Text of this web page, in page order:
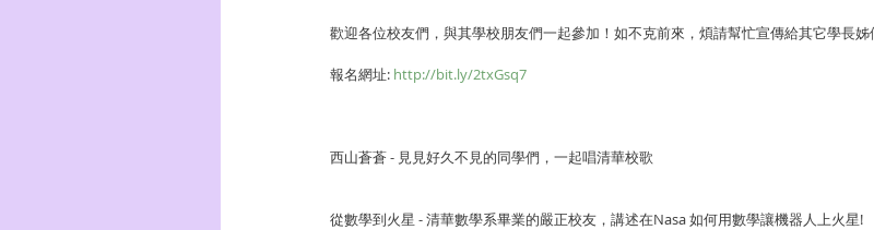
歡迎各位校友們，與其學校朋友們一起參加！如不克前來，煩請幫忙宣傳給其它學長姊
報名網址: http://bit.ly/2txGsq7
西山蒼蒼 - 見見好久不見的同學們，一起唱清華校歌
從數學到火星 - 清華數學系畢業的嚴正校友，講述在Nasa 如何用數學讓機器人上火星!